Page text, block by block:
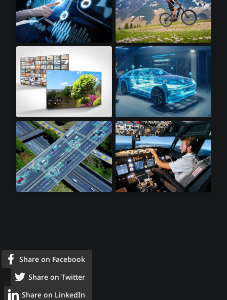
电动自行车​
8K电视​ 汽车工业
Share on Facebook
Share on Twitter
Share on LinkedIn